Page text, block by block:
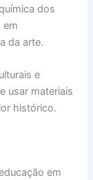
dos
em
da arte.
e
usar materiais
histórico.
em